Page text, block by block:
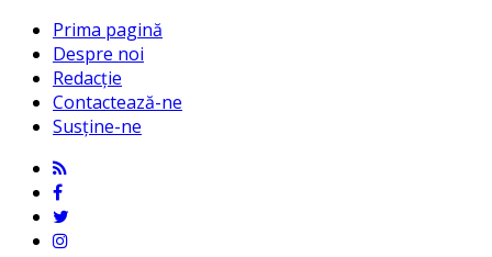
Prima pagină
Despre noi
Redacție
Contactează-ne
Susține-ne